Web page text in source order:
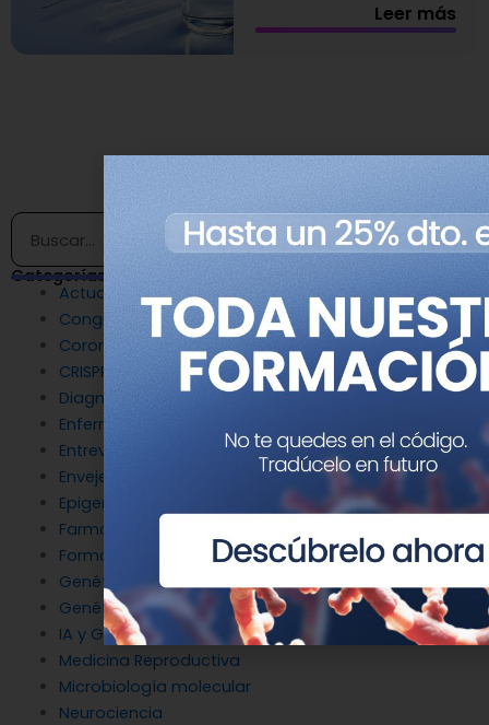
Leer más
Buscar
Categorías
Actualidad
Congresos
Coronavirus
CRISPR
Diagnóstico Genético
Enfermedades Raras
Entrevistas
Envejecimiento y longevidad
Epigenética
Farmacogenética
Formación
Genética del cáncer
Genética en Cardiología
IA y Genómica
Medicina Reproductiva
Microbiología molecular
Neurociencia